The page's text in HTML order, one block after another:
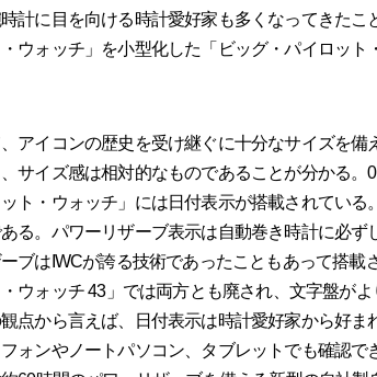
計に目を向ける時計愛好家も多くなってきたこ
・ウォッチ」を小型化した「ビッグ・パイロット
アイコンの歴史を受け継ぐに十分なサイズを備
サイズ感は相対的なものであることが分かる。
ト・ウォッチ」には日付表示が搭載されている
る。パワーリザーブ表示は自動巻き時計に必ず
ブはIWCが誇る技術であったこともあって搭載
・ウォッチ 43」では両方とも廃され、文字盤が
点から言えば、日付表示は時計愛好家から好ま
ォンやノートパソコン、タブレットでも確認で